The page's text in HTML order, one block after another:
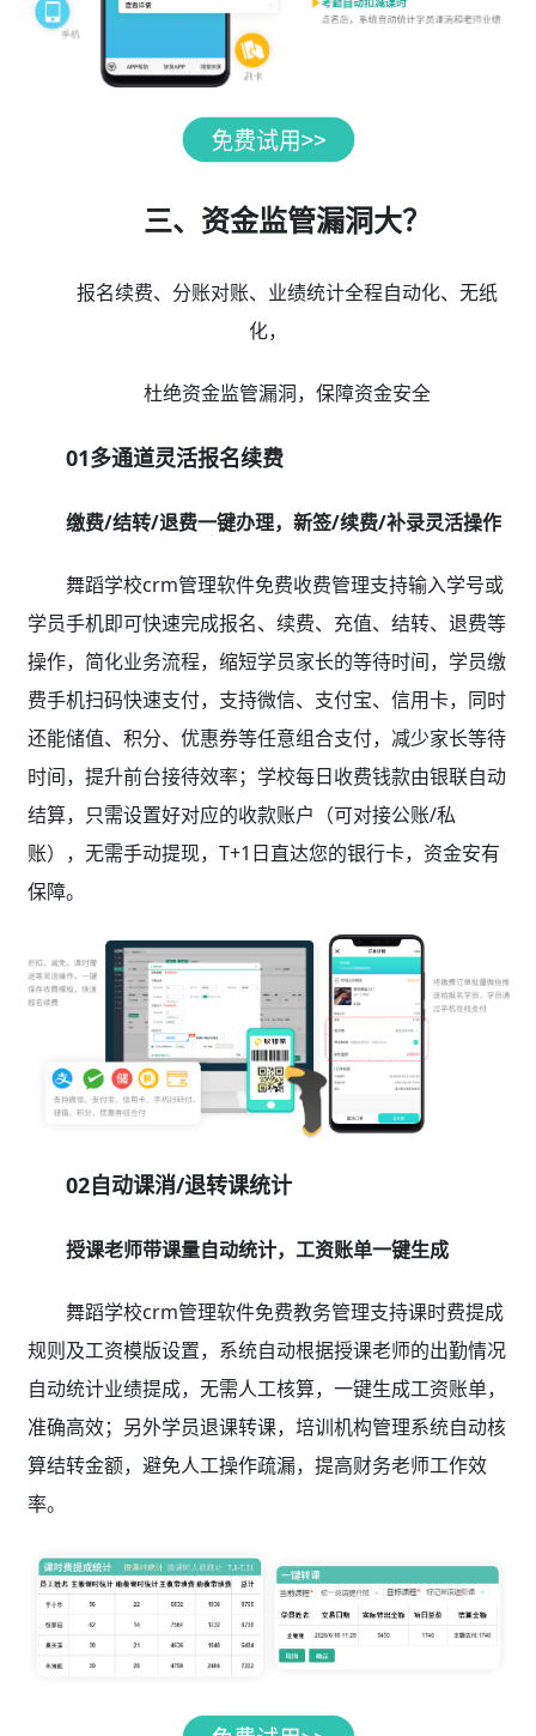
三、资金监管漏洞大？
报名续费、分账对账、业绩统计全程自动化、无纸
化，
杜绝资金监管漏洞，保障资金安全
01多通道灵活报名续费
缴费/结转/退费一键办理，新签/续费/补录灵活操作
舞蹈学校crm管理软件免费收费管理支持输入学号或
学员手机即可快速完成报名、续费、充值、结转、退费等
操作，简化业务流程，缩短学员家长的等待时间，学员缴
费手机扫码快速支付，支持微信、支付宝、信用卡，同时
还能储值、积分、优惠券等任意组合支付，减少家长等待
时间，提升前台接待效率；学校每日收费钱款由银联自动
结算，只需设置好对应的收款账户（可对接公账/私
账），无需手动提现，T+1日直达您的银行卡，资金安有
保障。
02自动课消/退转课统计
授课老师带课量自动统计，工资账单一键生成
舞蹈学校crm管理软件免费教务管理支持课时费提成
规则及工资模版设置，系统自动根据授课老师的出勤情况
自动统计业绩提成，无需人工核算，一键生成工资账单，
准确高效；另外学员退课转课，培训机构管理系统自动核
算结转金额，避免人工操作疏漏，提高财务老师工作效
率。